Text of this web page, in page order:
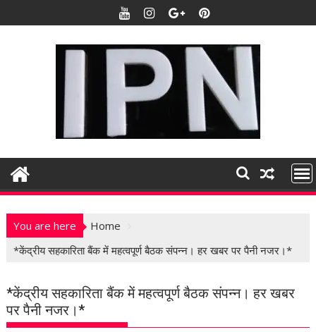
k
t
n
You are here
Home
*केंद्रीय सहकारिता बैंक में महत्वपूर्ण बैठक संपन्न। हर खबर पर पैनी नजर।*
*केंद्रीय सहकारिता बैंक में महत्वपूर्ण बैठक संपन्न। हर खबर
पर पैनी नजर।*